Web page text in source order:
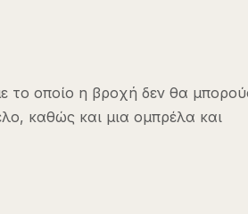
το οποίο η βροχή δεν θα
καθώς και μια ομπρέλα και